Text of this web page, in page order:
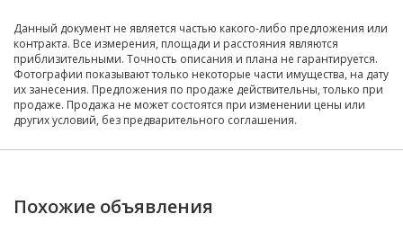
Данный документ не является частью какого-либо предложения или
контракта. Все измерения, площади и расстояния являются
приблизительными. Точность описания и плана не гарантируется.
Фотографии показывают только некоторые части имущества, на дату
их занесения. Предложения по продаже действительны, только при
продаже. Продажа не может состоятся при изменении цены или
других условий, без предварительного соглашения.
Похожие объявления